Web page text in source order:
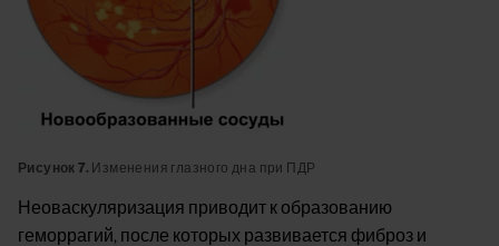
Рисунок 7. Изменения глазного дна при ПДР
Неоваскуляризация приводит к образованию
геморрагий, после которых развивается фиброз и